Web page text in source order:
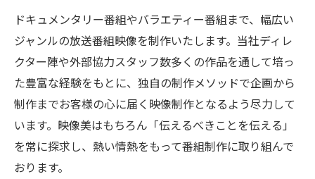
ドキュメンタリー番組やバラエティー番組まで、幅広い
ジャンルの放送番組映像を制作いたします。当社ディレ
クター陣や外部協力スタッフ数多くの作品を通して培っ
た豊富な経験をもとに、独自の制作メソッドで企画から
制作までお客様の心に届く映像制作となるよう尽力して
います。映像美はもちろん「伝えるべきことを伝える」
を常に探求し、熱い情熱をもって番組制作に取り組んで
おります。